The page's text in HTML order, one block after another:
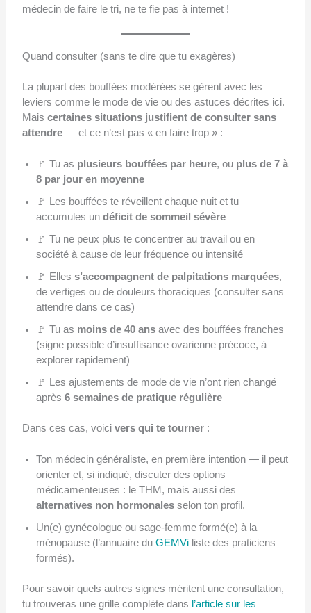
médecin de faire le tri, ne te fie pas à internet !
Quand consulter (sans te dire que tu exagères)
La plupart des bouffées modérées se gèrent avec les
leviers comme le mode de vie ou des astuces décrites ici.
Mais certaines situations justifient de consulter sans
attendre— et ce n’est pas « en faire trop » :
🚩 Tu as plusieurs bouffées par heure, ou plus de 7 à
8 par jour en moyenne
🚩 Les bouffées te réveillent chaque nuit et tu
accumules un déficit de sommeil sévère
🚩 Tu ne peux plus te concentrer au travail ou en
société à cause de leur fréquence ou intensité
🚩 Elles s’accompagnent de palpitations marquées,
de vertiges ou de douleurs thoraciques (consulter sans
attendre dans ce cas)
🚩 Tu as moins de 40 ansavec des bouffées franches
(signe possible d’insuffisance ovarienne précoce, à
explorer rapidement)
🚩 Les ajustements de mode de vie n’ont rien changé
après 6 semaines de pratique régulière
Dans ces cas, voicivers qui te tourner :
Ton médecin généraliste, en première intention — il peut
orienter et, si indiqué, discuter des options
médicamenteuses : le THM, mais aussi des
alternatives non hormonalesselon ton profil.
Un(e) gynécologue ou sage-femme formé(e) à la
ménopause (l’annuaire du GEMViliste des praticiens
formés).
Pour savoir quels autres signes méritent une consultation,
tu trouveras une grille complète dans l’article sur les